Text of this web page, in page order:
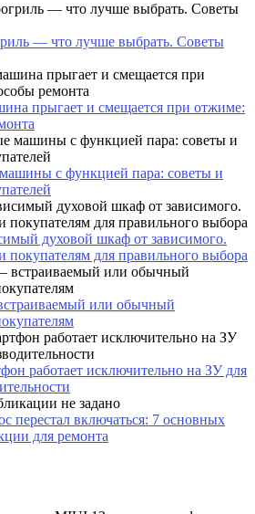
— что лучше выбрать. Советы
прыгает и смещается при отжиме:
с функцией пара: советы и
духовой шкаф от зависимого.
покупателям для правильного выбора
или обычный
работает исключительно на ЗУ для
перестал включаться: 7 основных
для ремонта